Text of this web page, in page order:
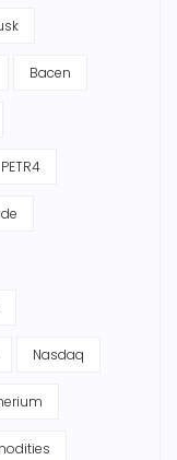
Bacen
PETR4
Nasdaq